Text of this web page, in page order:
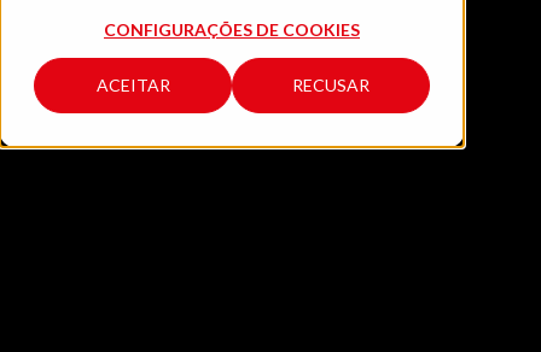
CONFIGURAÇÕES DE COOKIES
ACEITAR RECUSAR